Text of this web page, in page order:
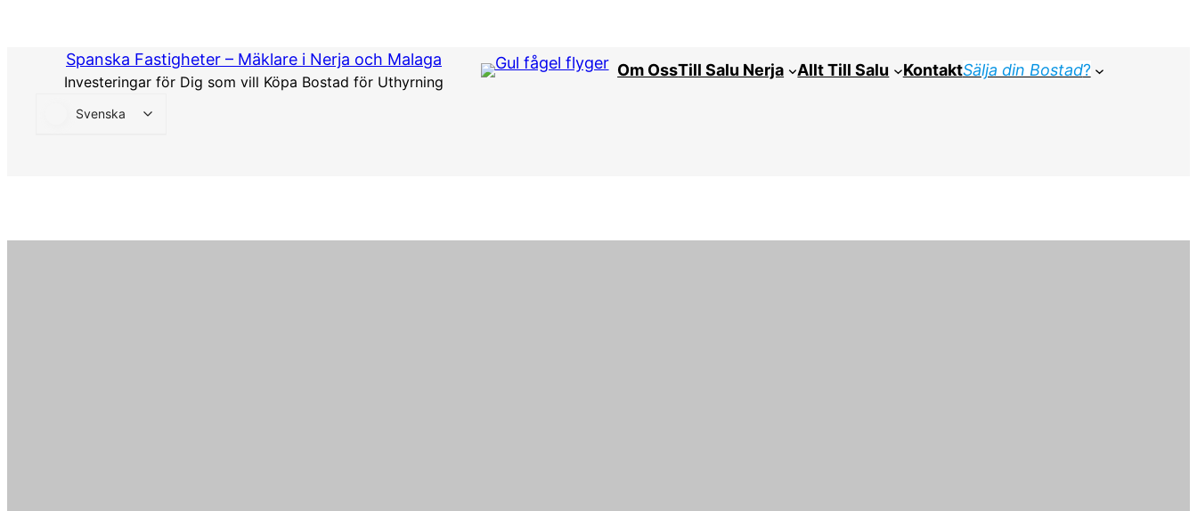
Spanska Fastigheter – Mäklare i Nerja och Malaga
Investeringar för Dig som vill Köpa Bostad för Uthyrning
Om OssTill Salu Nerja Allt Till Salu KontaktSälja din Bostad?
Svenska